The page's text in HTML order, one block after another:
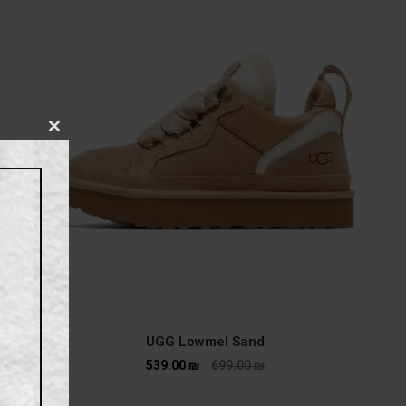
UGG Lowmel Sand
699.00₪
539.00 ₪
CLOSE
MODULE